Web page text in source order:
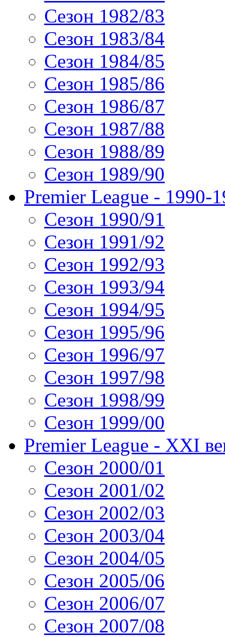
Сезон 1982/83
Сезон 1983/84
Сезон 1984/85
Сезон 1985/86
Сезон 1986/87
Сезон 1987/88
Сезон 1988/89
Сезон 1989/90
Premier League - 1990-
Сезон 1990/91
Сезон 1991/92
Сезон 1992/93
Сезон 1993/94
Сезон 1994/95
Сезон 1995/96
Сезон 1996/97
Сезон 1997/98
Сезон 1998/99
Сезон 1999/00
Premier League - XXI
Сезон 2000/01
Сезон 2001/02
Сезон 2002/03
Сезон 2003/04
Сезон 2004/05
Сезон 2005/06
Сезон 2006/07
Сезон 2007/08